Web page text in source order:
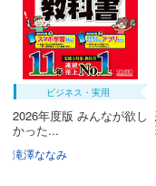
ビジネス・実用
2026年度版 みんなが欲し
かった...
滝澤ななみ